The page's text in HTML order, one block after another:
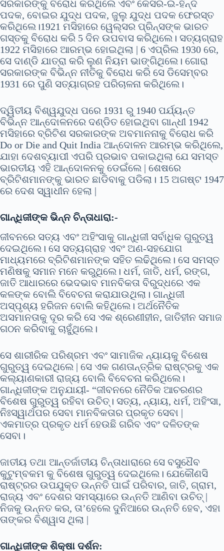
ସରକାରଙ୍କୁ ବିରୋଧ କରିଥିଲେ ଏବଂ କେସର-ଇ-ହିନ୍ଦ
ପଦକ, ବୋଇର ଯୁଦ୍ଧ ପଦକ, ଜୁଲୁ ଯୁଦ୍ଧ ପଦକ ଫେରସ୍ତ
କରିଥିଲେ।1921 ମସିହାରେ ୱେଲ୍ସର ପ୍ରିନ୍ସଙ୍କ ଭାରତ
ଗସ୍ତକୁ ବିରୋଧ କରି 5 ଦିନ ଉପବାସ କରିଥିଲେ। ସତ୍ୟଗ୍ରାହ
1922 ମସିହାରେ ଆରମ୍ଭ ହୋଇଥିଲା | 6 ଏପ୍ରିଲ 1930 ରେ,
ସେ ଦାଣ୍ଡି ଯାତ୍ରା କରି ଲୁଣ ନିୟମ ଭାଙ୍ଗିଥିଲେ। ଗୋରା
ସରକାରଙ୍କ ବିଭିନ୍ନ ନୀତିକୁ ବିରୋଧ କରି ସେ ଡିସେମ୍ବର
1931 ରେ ପୁଣି ସତ୍ୟାଗ୍ରହ ପରିଚାଳନା କରିଥିଲେ।
ଦ୍ୱିତୀୟ ବିଶ୍ୱଯୁଦ୍ଧ ପରେ 1931 ରୁ 1940 ପର୍ଯ୍ୟନ୍ତ
ବିଭିନ୍ନ ଆନ୍ଦୋଳନରେ ଦଣ୍ଡିତ ହୋଇଥିବା ଗାନ୍ଧୀ 1942
ମସିହାରେ ବ୍ରିଟିଶ ସରକାରଙ୍କ ଅବମାନନାକୁ ବିରୋଧ କରି
Do or Die and Quit India ଆନ୍ଦୋଳନ ଆରମ୍ଭ କରିଥିଲେ,
ଯାହା ଦେଶବ୍ୟାପୀ ଏପରି ପ୍ରଭାବ ପକାଇଥିଲା ଯେ ସମସ୍ତ
ଭାରତୀୟ ଏହି ଆନ୍ଦୋଳନକୁ ଡେଇଁଲେ | ଶେଷରେ
ବ୍ରିଟିଶମାନଙ୍କୁ ଭାରତ ଛାଡିବାକୁ ପଡିଲା। 15 ଅଗଷ୍ଟ 1947
ରେ ଦେଶ ସ୍ୱାଧୀନ ହେଲା |
ଗାନ୍ଧିଜୀଙ୍କ ଭିନ୍ନ ଚିନ୍ତାଧାରା:-
ଜୀବନରେ ସତ୍ୟ ଏବଂ ଅହିଂସାକୁ ଗାନ୍ଧିଜୀ ସର୍ବାଧିକ ଗୁରୁତ୍ୱ
ଦେଇଥିଲେ। ସେ ସତ୍ୟଗ୍ରାହ ଏବଂ ଅଣ-ସହଯୋଗ
ମାଧ୍ୟମରେ ବ୍ରିଟିଶମାନଙ୍କ ସହିତ ଲଢିଥିଲେ। ସେ ସମସ୍ତ
ମଣିଷକୁ ସମାନ ମନେ କରୁଥିଲେ। ଧର୍ମ, ଜାତି, ଧର୍ମ, ରଙ୍ଗ,
ଜାତି ଆଧାରରେ ଭେଦଭାବ ମାନବିକତା ବିରୁଦ୍ଧରେ ଏକ
କଳଙ୍କ ବୋଲି ବିବେଚନା କରାଯାଉଥିଲା। ଗାନ୍ଧିଜୀ
ଅସ୍ପୃଶ୍ୟ ହରିଜନ ବୋଲି କହିଥିଲେ। ଅର୍ଥନୈତିକ
ଅସମାନତାକୁ ଦୂର କରି ସେ ଏକ ଶ୍ରେଣୀହୀନ, ଜାତିହୀନ ସମାଜ
ଗଠନ କରିବାକୁ ଚାହୁଁଥିଲେ।
ସେ ଶାରୀରିକ ପରିଶ୍ରମ ଏବଂ ସାମାଜିକ ନ୍ୟାୟକୁ ବିଶେଷ
ଗୁରୁତ୍ୱ ଦେଇଥିଲେ | ସେ ଏକ ଗଣତାନ୍ତ୍ରିକ ରାଷ୍ଟ୍ରକୁ ଏକ
କଲ୍ୟାଣକାରୀ ରାଜ୍ୟ ବୋଲି ବିବେଚନା କରିଥିଲେ।
ଗାନ୍ଧିଜୀଙ୍କ ଅନୁଯାୟୀ- “ଜୀବନରେ ନୈତିକ ଆଚରଣର
ବିଶେଷ ଗୁରୁତ୍ୱ ରହିବା ଉଚିତ୍। ସତ୍ୟ, ନ୍ୟାୟ, ଧର୍ମ, ଅହିଂସା,
ନିଃସ୍ୱାର୍ଥପର ସେବା ମାନବିକତାର ପ୍ରକୃତ ସେବା |
ଏକମାତ୍ର ପ୍ରକୃତ ଧର୍ମ ହେଉଛି ଗରିବ ଏବଂ ଦଳିତଙ୍କ
ସେବା।
ଜାତୀୟ ତଥା ଆନ୍ତର୍ଜାତୀୟ ଚିନ୍ତାଧାରାରେ ସେ ବସୁଧୈବ
କୁଟୁମ୍ବକମ କୁ ବିଶେଷ ଗୁରୁତ୍ୱ ଦେଇଥିଲେ। ଯେକୌଣସି
ରାଷ୍ଟ୍ରର ଉପଯୁକ୍ତ ଉନ୍ନତି ପାଇଁ ପରିବାର, ଜାତି, ଗ୍ରାମ,
ରାଜ୍ୟ ଏବଂ ଦେଶର ସମସ୍ୟାରେ ଉନ୍ନତି ଆଣିବା ଉଚିତ୍ |
ନିଜକୁ ଉନ୍ନତ କର, ତା’ହେଲେ ଦୁନିଆରେ ଉନ୍ନତି ହେବ, ଏହା
ତାଙ୍କର ବିଶ୍ୱାସ ଥିଲା |
ଗାନ୍ଧିଜୀଙ୍କ ଶିକ୍ଷା ଦର୍ଶନ: